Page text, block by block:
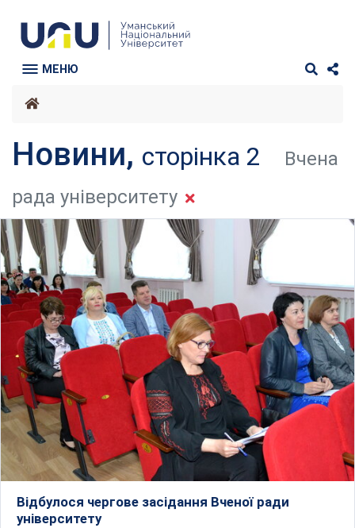
МЕНЮ
Новини, сторінка 2
Вчена
рада університету
Відбулося чергове засідання Вченої ради
університету